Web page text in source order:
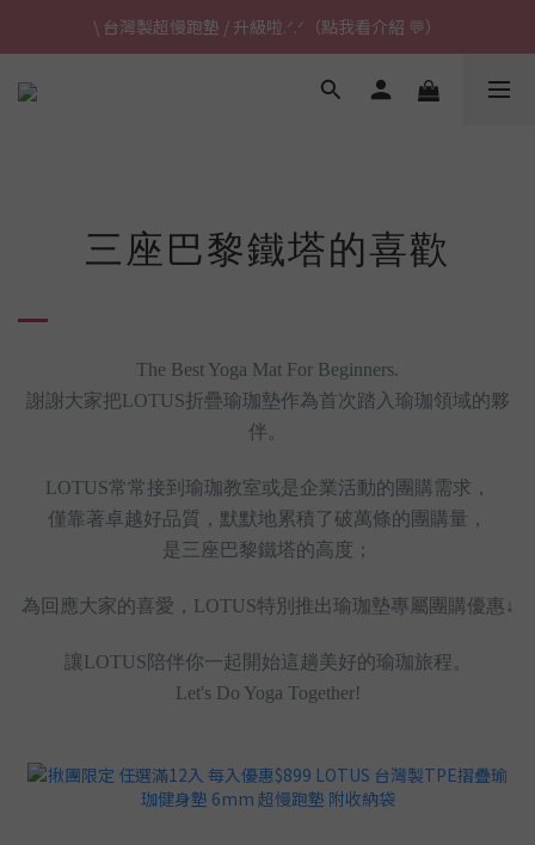
\ 台灣製超慢跑墊 / 升級啦.ᐟ.ᐟ（點我看介紹 💬）
\ 台灣製超慢跑墊 / 升級啦.ᐟ.ᐟ（點我看介紹 💬）
✈ 港澳免運｜滿HK$1,239免運 (指定商品)
三座巴黎鐵塔的喜歡
The Best Yoga Mat For Beginners.
謝謝大家把LOTUS折疊瑜珈墊作為首次踏入瑜珈領域的夥
伴。
LOTUS常常接到瑜珈教室或是企業活動的團購需求，
僅靠著卓越好品質，默默地累積了破萬條的團購量，
是三座巴黎鐵塔的高度；
為回應大家的喜愛，LOTUS特別推出瑜珈墊專屬團購優惠↓
讓LOTUS陪伴你一起開始這趟美好的瑜珈旅程。
Let's Do Yoga Together!